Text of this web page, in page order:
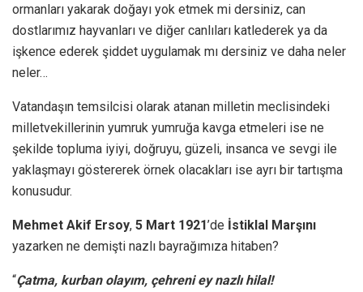
ormanları yakarak doğayı yok etmek mi dersiniz, can
dostlarımız hayvanları ve diğer canlıları katlederek ya da
işkence ederek şiddet uygulamak mı dersiniz ve daha neler
neler…
Vatandaşın temsilcisi olarak atanan milletin meclisindeki
milletvekillerinin yumruk yumruğa kavga etmeleri ise ne
şekilde topluma iyiyi, doğruyu, güzeli, insanca ve sevgi ile
yaklaşmayı göstererek örnek olacakları ise ayrı bir tartışma
konusudur.
Mehmet Akif Ersoy, 5 Mart 1921’de İstiklal Marşını
yazarken ne demişti nazlı bayrağımıza hitaben?
“Çatma, kurban olayım, çehreni ey nazlı hilal!